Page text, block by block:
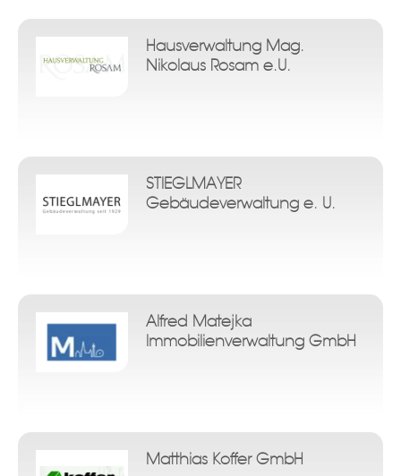
Hausverwaltung Mag.
Nikolaus Rosam e.U.
STIEGLMAYER
Gebäudeverwaltung e. U.
Alfred Matejka
Immobilienverwaltung GmbH
Matthias Koffer GmbH